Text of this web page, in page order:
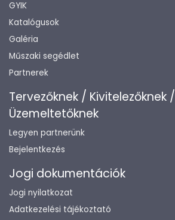
GYIK
Katalógusok
Galéria
Műszaki segédlet
Partnerek
Tervezőknek / Kivitelezőknek /
Üzemeltetőknek
Legyen partnerünk
Bejelentkezés
Jogi dokumentációk
Jogi nyilatkozat
Adatkezelési tájékoztató